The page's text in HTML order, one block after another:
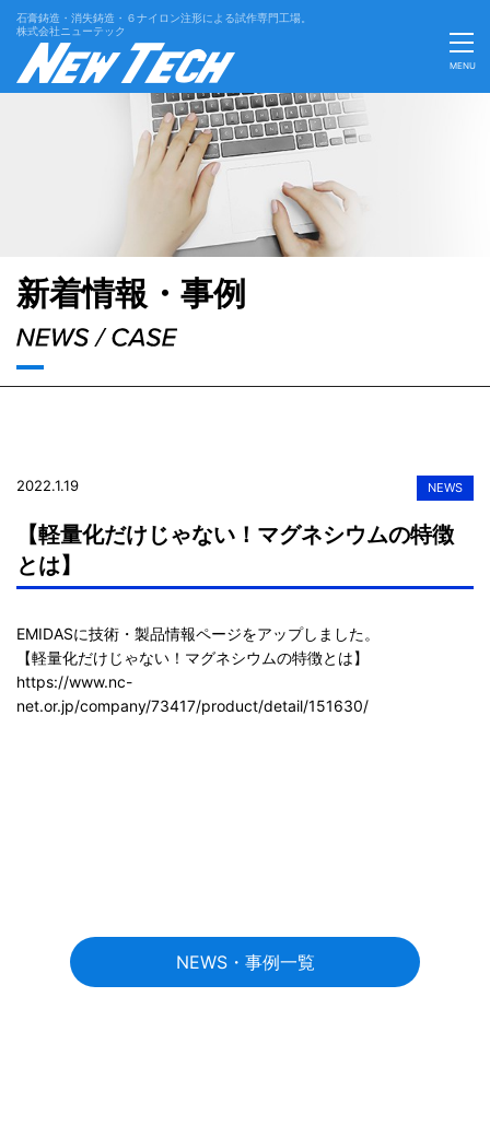
石膏鋳造・消失鋳造・６ナイロン注形による試作専門工場。
株式会社ニューテック
MENU
新着情報・事例
2022.1.19 NEWS
【軽量化だけじゃない！マグネシウムの特徴
とは】
EMIDASに技術・製品情報ページをアップしました。
https://www.nc-
net.or.jp/company/73417/product/detail/151630/
NEWS・事例一覧